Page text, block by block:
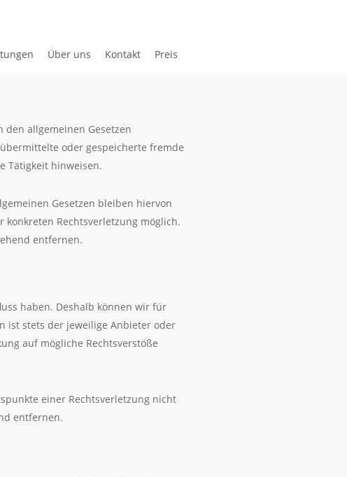
Über uns Kontakt Preis
den allgemeinen Gesetzen
oder gespeicherte fremde
Tätigkeit hinweisen.
Gesetzen bleiben hiervon
Rechtsverletzung möglich.
entfernen.
haben. Deshalb können wir für
ist stets der jeweilige Anbieter oder
auf mögliche Rechtsverstöße
einer Rechtsverletzung nicht
entfernen.